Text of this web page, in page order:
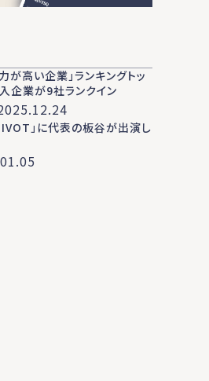
が高い企業」ランキングトッ
企業が9社ランクイン
」に代表の板谷が出演し